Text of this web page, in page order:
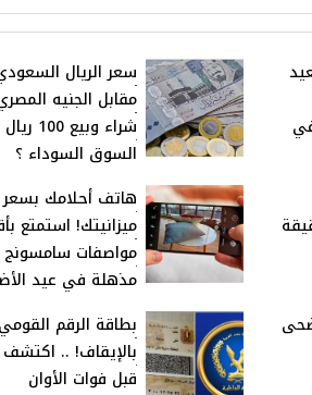
في
سعر الريال
مقابل الجنيه
شراء
السوق السوداء ؟
هاتف أحلامك
ميزانيتك! استمتع
مواصفات سامسونج
مذهلة في عيد
بطاقة الرقم
بالإيقاف! .. اكتشف
قبل فوات الأوان